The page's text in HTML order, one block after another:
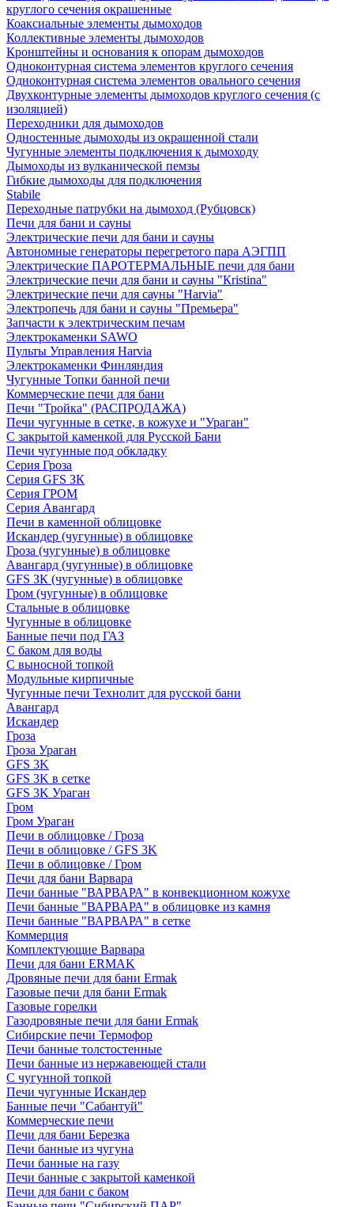
круглого сечения окрашенные
Коаксиальные элементы дымоходов
Коллективные элементы дымоходов
Кронштейны и основания к опорам дымоходов
Одноконтурная система элементов круглого сечения
Одноконтурная система элементов овального сечения
Двухконтурные элементы дымоходов круглого сечения (с
изоляцией)
Переходники для дымоходов
Одностенные дымоходы из окрашенной стали
Чугунные элементы подключения к дымоходу
Дымоходы из вулканической пемзы
Гибкие дымоходы для подключения
Stabile
Переходные патрубки на дымоход (Рубцовск)
Печи для бани и сауны
Электрические печи для бани и сауны
Автономные генераторы перегретого пара АЭГПП
Электрические ПАРОТЕРМАЛЬНЫЕ печи для бани
Электрические печи для бани и сауны "Кristina"
Электрические печи для сауны "Harvia"
Электропечь для бани и сауны "Премьера"
Запчасти к электрическим печам
Электрокаменки SAWO
Пульты Управления Harvia
Электрокаменки Финляндия
Чугунные Топки банной печи
Коммерческие печи для бани
Печи "Тройка" (РАСПРОДАЖА)
Печи чугунные в сетке, в кожухе и "Ураган"
С закрытой каменкой для Русской Бани
Печи чугунные под обкладку
Серия Гроза
Серия GFS ЗК
Серия ГРОМ
Серия Авангард
Печи в каменной облицовке
Искандер (чугунные) в облицовке
Гроза (чугунные) в облицовке
Авангард (чугунные) в облицовке
GFS ЗК (чугунные) в облицовке
Гром (чугунные) в облицовке
Стальные в облицовке
Чугунные в облицовке
Банные печи под ГАЗ
С баком для воды
С выносной топкой
Модульные кирпичные
Чугунные печи Технолит для русской бани
Авангард
Искандер
Гроза
Гроза Ураган
GFS 3K
GFS 3K в сетке
GFS 3K Ураган
Гром
Гром Ураган
Печи в облицовке / Гроза
Печи в облицовке / GFS 3K
Печи в облицовке / Гром
Печи для бани Варвара
Печи банные "ВАРВАРА" в конвекционном кожухе
Печи банные "ВАРВАРА" в облицовке из камня
Печи банные "ВАРВАРА" в сетке
Коммерция
Комплектующие Варвара
Печи для бани ERMAK
Дровяные печи для бани Ermak
Газовые печи для бани Ermak
Газовые горелки
Газодровяные печи для бани Ermak
Сибирские печи Термофор
Печи банные толстостенные
Печи банные из нержавеющей стали
С чугунной топкой
Печи чугунные Искандер
Банные печи "Сабантуй"
Коммерческие печи
Печи для бани Березка
Печи банные из чугуна
Печи банные на газу
Печи банные с закрытой каменкой
Печи для бани с баком